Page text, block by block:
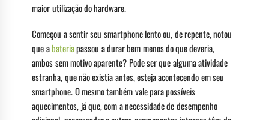
maior utilização do hardware.
Começou a sentir seu smartphone lento ou, de repente, notou
que abateriapassou a durar bem menos do que deveria,
ambos sem motivo aparente? Pode ser que alguma atividade
estranha, que não existia antes, esteja acontecendo em seu
smartphone. O mesmo também vale para possíveis
aquecimentos, já que, com a necessidade de desempenho